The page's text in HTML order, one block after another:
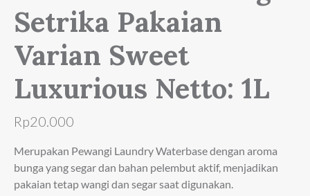
Setrika Pakaian
Varian Sweet
Luxurious Netto: 1L
Rp20.000
Merupakan Pewangi Laundry Waterbase dengan aroma
bunga yang segar dan bahan pelembut aktif, menjadikan
pakaian tetap wangi dan segar saat digunakan.